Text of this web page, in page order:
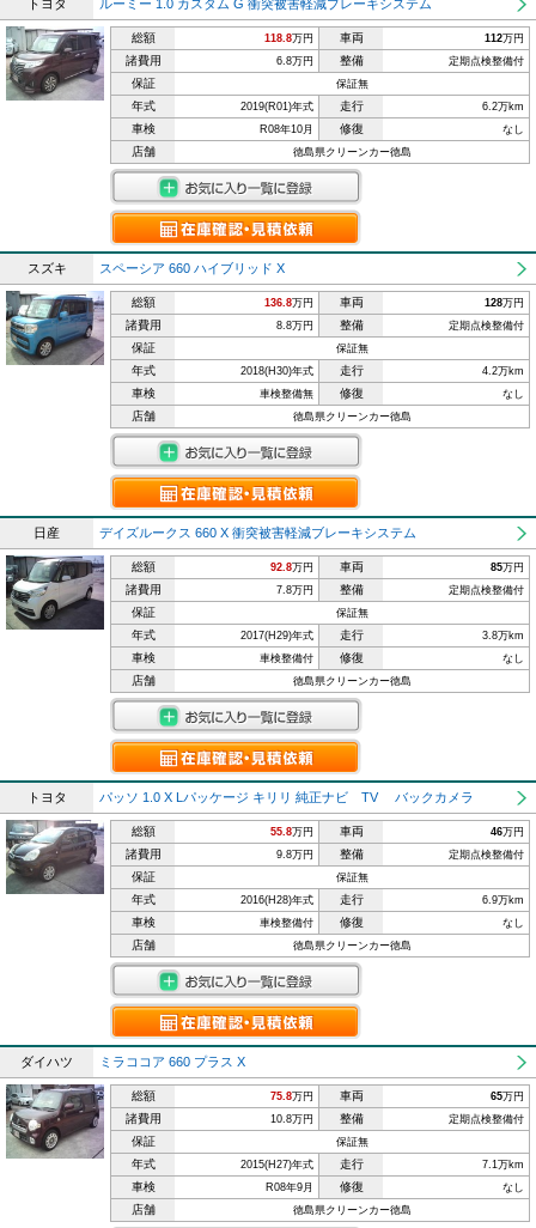
トヨタ ルーミー 1.0 カスタム G 衝突被害軽減ブレーキシステム
総額 118.8万円 車両 112万円
諸費用 6.8万円 整備 定期点検整備付
保証 保証無
年式 2019(R01)年式 走行 6.2万km
車検 R08年10月 修復 なし
店舗 徳島県クリーンカー徳島
スズキ スペーシア 660 ハイブリッド X
総額 136.8万円 車両 128万円
諸費用 8.8万円 整備 定期点検整備付
保証 保証無
年式 2018(H30)年式 走行 4.2万km
車検 車検整備無 修復 なし
店舗 徳島県クリーンカー徳島
日産 デイズルークス 660 X 衝突被害軽減ブレーキシステム
総額 92.8万円 車両 85万円
諸費用 7.8万円 整備 定期点検整備付
保証 保証無
年式 2017(H29)年式 走行 3.8万km
車検 車検整備付 修復 なし
店舗 徳島県クリーンカー徳島
トヨタ パッソ 1.0 X Lパッケージ キリリ 純正ナビ TV バックカメラ
総額 55.8万円 車両 46万円
諸費用 9.8万円 整備 定期点検整備付
保証 保証無
年式 2016(H28)年式 走行 6.9万km
車検 車検整備付 修復 なし
店舗 徳島県クリーンカー徳島
ダイハツ ミラココア 660 プラス X
総額 75.8万円 車両 65万円
諸費用 10.8万円 整備 定期点検整備付
保証 保証無
年式 2015(H27)年式 走行 7.1万km
車検 R08年9月 修復 なし
店舗 徳島県クリーンカー徳島